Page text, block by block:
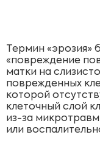
Термин «эрозия»
«повреждение
матки на
поврежденных
которой
клеточный слой
из-за
или